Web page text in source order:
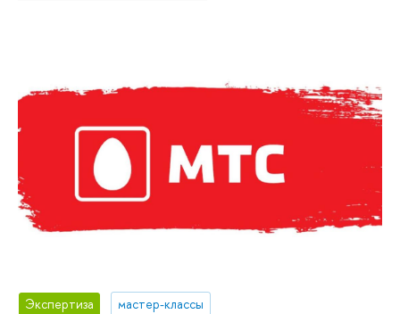
Экспертиза
мастер-классы